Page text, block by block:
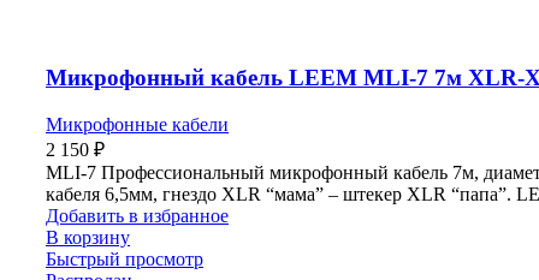
Микрофонный кабель LEEM MLI-7 7м XLR-
Микрофонные кабели
2 150 ₽
MLI-7 Профессиональный микрофонный кабель 7м,
кабеля 6,5мм, гнездо XLR “мама” – штекер XLR “папа”.
Добавить в избранное
В корзину
Быстрый просмотр